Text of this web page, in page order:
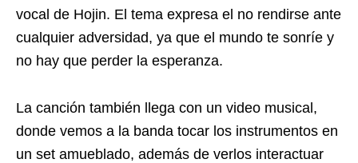
vocal de Hojin. El tema expresa el no rendirse ante
cualquier adversidad, ya que el mundo te sonríe y
no hay que perder la esperanza.
La canción también llega con un video musical,
donde vemos a la banda tocar los instrumentos en
un set amueblado, además de verlos interactuar